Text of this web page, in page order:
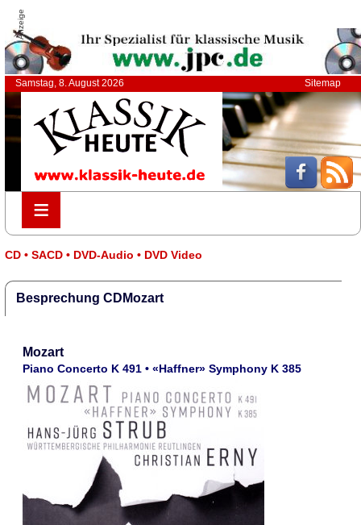
Anzeige
Samstag, 8. August 2026 Sitemap
≡
≡
CD • SACD • DVD-Audio • DVD Video
Besprechung CDMozart
Mozart
Piano Concerto K 491 • «Haffner» Symphony K 385